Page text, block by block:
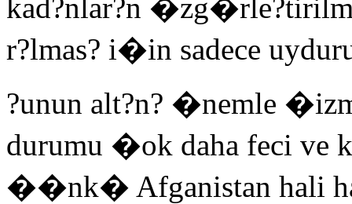
kad?nlar?n
r?lmas? i�in sadece
?unun alt?n? �nemle
durumu �ok daha feci ve
��nk� Afganistan hali